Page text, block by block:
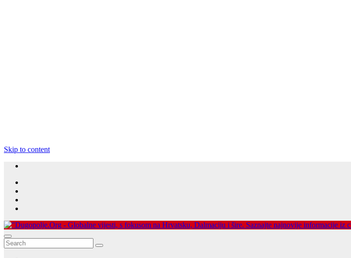
Skip to content
Dugopolje Portal
Najnovije vijesti Hrvatske, Dalmacije i Svijeta